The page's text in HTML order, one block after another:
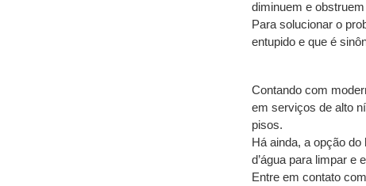
diminuem e
Para solucionar o
entupido e que é
Contando com
em serviços de alto
pisos.
Há ainda, a opção
d’água para limpar e
Entre em contato